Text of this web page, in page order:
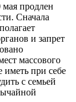
продлен
Сначала
и запрет
массового
при себе
с семьей